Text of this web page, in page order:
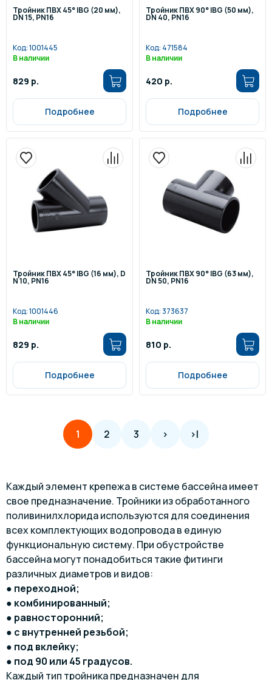
Тройник ПВХ 45° IBG (20 мм),
DN 15, PN16
Код:1001445
В наличии
829 р.
Подробнее
Тройник ПВХ 90° IBG (50 мм),
DN 40, PN16
Код: 471584
В наличии
420 р.
Подробнее
Тройник ПВХ 45° IBG (16 мм), D
N 10, PN16
Код:1001446
В наличии
829 р.
Подробнее
Тройник ПВХ 90° IBG (63 мм),
DN 50, PN16
Код:373637
В наличии
810 р.
Подробнее
1 2 3 > >|
Каждый элемент крепежа в системе бассейна имеет
свое предназначение. Тройники из обработанного
поливинилхлорида используются для соединения
всех комплектующих водопровода в единую
функциональную систему. При обустройстве
бассейна могут понадобиться такие фитинги
различных диаметров и видов:
● переходной;
● комбинированный;
● равносторонний;
● с внутренней резьбой;
● под вклейку;
● под 90 или 45 градусов.
Каждый тип тройника предназначен для